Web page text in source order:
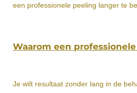
een professionele peeling langer te
Waarom een
Je wilt resultaat zonder lang in de